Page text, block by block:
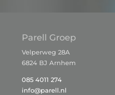
Parell Groep
Velperweg 28A
6824 BJ Arnhem
085 4011 274
info@parell.nl